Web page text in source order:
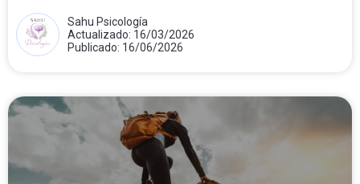
Sahu Psicología
Actualizado: 16/03/2026
Publicado: 16/06/2026